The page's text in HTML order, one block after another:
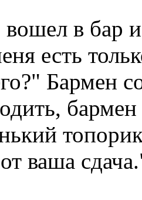
вошел в бар
есть
Бармен
ваша